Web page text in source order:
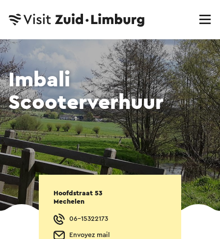
Imbali
Scooterverhuur
Hoofdstraat 53
Mechelen
06-15322173
Envoyez mail